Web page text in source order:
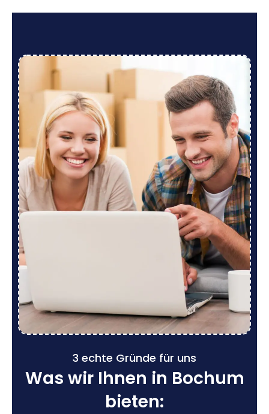
3 echte Gründe für uns
Was wir Ihnen in Bochum
bieten: